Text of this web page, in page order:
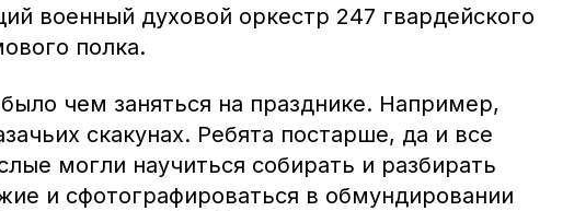
военный духовой оркестр 247 гвардейского
полка.
чем заняться на празднике. Например,
скакунах. Ребята постарше, да и все
могли научиться собирать и разбирать
и сфотографироваться в обмундировании